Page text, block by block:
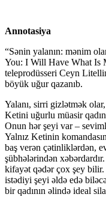
Annotasiya
“Sənin yalanın: mənim
You: I Will Have What Is
teleprodüsseri Ceyn
böyük uğur qazanıb.
Yalanı, sirri gizlətmək
Ketini uğurlu müasir
Onun hər şeyi var –
Yalnız Ketinin
baş verən çətinliklərdən,
şübhələrindən
kifayət qədər çox şey bilir.
istədiyi şeyi əldə edə
bir qadının əlində ideal